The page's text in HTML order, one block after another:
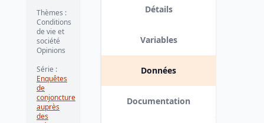
date :2017-08-03
Thèmes :
Conditions
de vie et
société
Opinions
Série :
Enquêtes
de
conjoncture
auprès
des
Détails
Variables
Données
Documentation